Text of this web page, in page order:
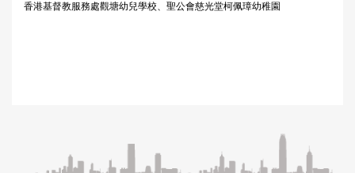
香港基督教服務處觀塘幼兒學校、聖公會慈光堂柯佩璋幼稚園